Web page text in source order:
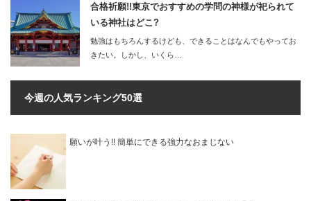
合格祈願!!東京でおすすめの学問の神様が祀られて
いる神社はどこ?
勉強はもちろんするけども、できることはなんでもやってお
きたい。しかし、いくら…
今週の人気ランキング50選
願いが叶う!! 簡単にできる強力なおまじない